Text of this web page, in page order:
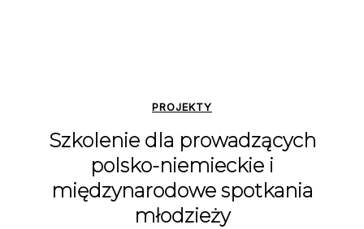
PROJEKTY
Szkolenie dla prowadzących
polsko-niemieckie i
międzynarodowe spotkania
młodzieży